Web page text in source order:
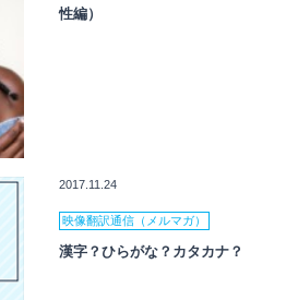
性編）
2017.11.24
映像翻訳通信（メルマガ）
漢字？ひらがな？カタカナ？